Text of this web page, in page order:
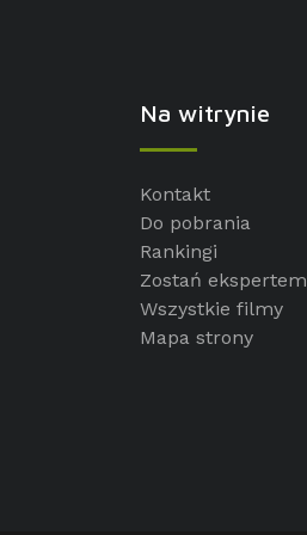
Na witrynie
Kontakt
Do pobrania
Rankingi
Zostań ekspertem
Wszystkie filmy
Mapa strony